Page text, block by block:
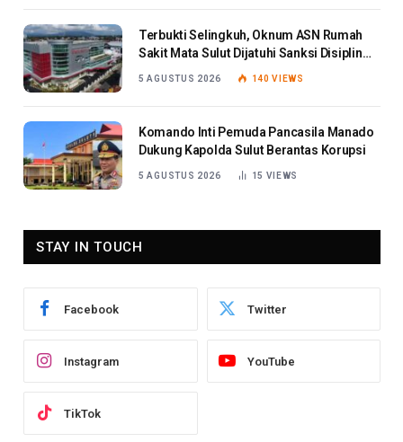
Terbukti Selingkuh, Oknum ASN Rumah
Sakit Mata Sulut Dijatuhi Sanksi Disiplin
5 AGUSTUS 2026 140VIEWS
Komando Inti Pemuda Pancasila Manado
Dukung Kapolda Sulut Berantas Korupsi
5 AGUSTUS 2026 15 VIEWS
STAY IN TOUCH
Facebook Twitter
Instagram YouTube
TikTok